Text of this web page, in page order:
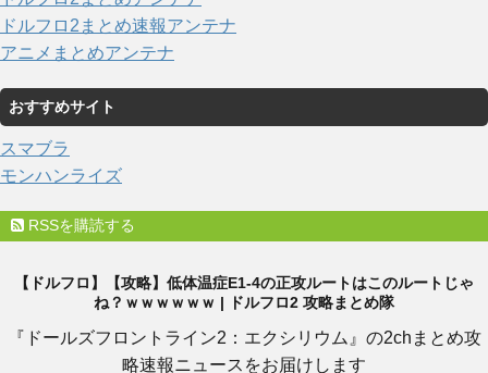
ドルフロ2まとめ速報アンテナ
アニメまとめアンテナ
おすすめサイト
スマブラ
モンハンライズ
RSSを購読する
【ドルフロ】【攻略】低体温症E1-4の正攻ルートはこのルートじゃ
ね？ｗｗｗｗｗｗ | ドルフロ2 攻略まとめ隊
『ドールズフロントライン2：エクシリウム』の2chまとめ攻
略速報ニュースをお届けします